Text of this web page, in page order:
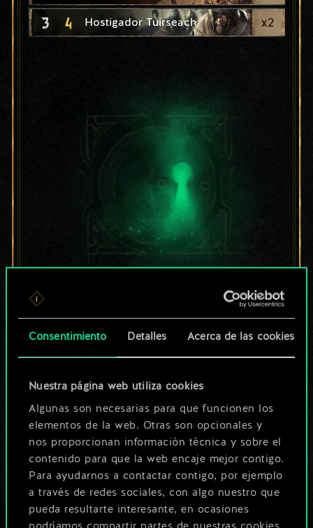
Consentimiento Detalles Acerca de las cookies
Nuestra página web utiliza cookies
Algunas son necesarias para que funcionen los
elementos de la web. Otras son opcionales y
nos proporcionan información técnica y sobre el
contenido para que la web encaje mejor contigo.
Para ayudarnos a contactar contigo, por ejemplo
a través de redes sociales, con algo nuestro que
pueda resultarte interesante, en ocasiones
3 4 Hostigador Tuirseach x2
Por ahora, solo es
un conjunto de
cartas compartido.
¡Pero puede llegar a
ser mucho más!
Poner nombre a esta baraja y crear
una guía